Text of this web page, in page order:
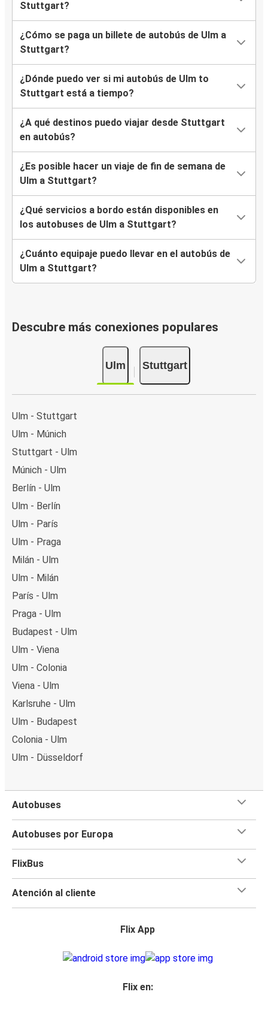
Stuttgart?
¿Cómo se paga un billete de autobús de Ulm a
Stuttgart?
¿Dónde puedo ver si mi autobús de Ulm to
Stuttgart está a tiempo?
¿A qué destinos puedo viajar desde Stuttgart
en autobús?
¿Es posible hacer un viaje de fin de semana de
Ulm a Stuttgart?
¿Qué servicios a bordo están disponibles en
los autobuses de Ulm a Stuttgart?
¿Cuánto equipaje puedo llevar en el autobús de
Ulm a Stuttgart?
Descubre más conexiones populares
Ulm Stuttgart
Ulm - Stuttgart
Ulm - Múnich
Stuttgart - Ulm
Múnich - Ulm
Berlín - Ulm
Ulm - Berlín
Ulm - París
Ulm - Praga
Milán - Ulm
Ulm - Milán
París - Ulm
Praga - Ulm
Budapest - Ulm
Ulm - Viena
Ulm - Colonia
Viena - Ulm
Karlsruhe - Ulm
Ulm - Budapest
Colonia - Ulm
Ulm - Düsseldorf
Autobuses
Autobuses por Europa
FlixBus
Atención al cliente
Flix App
Flix en: